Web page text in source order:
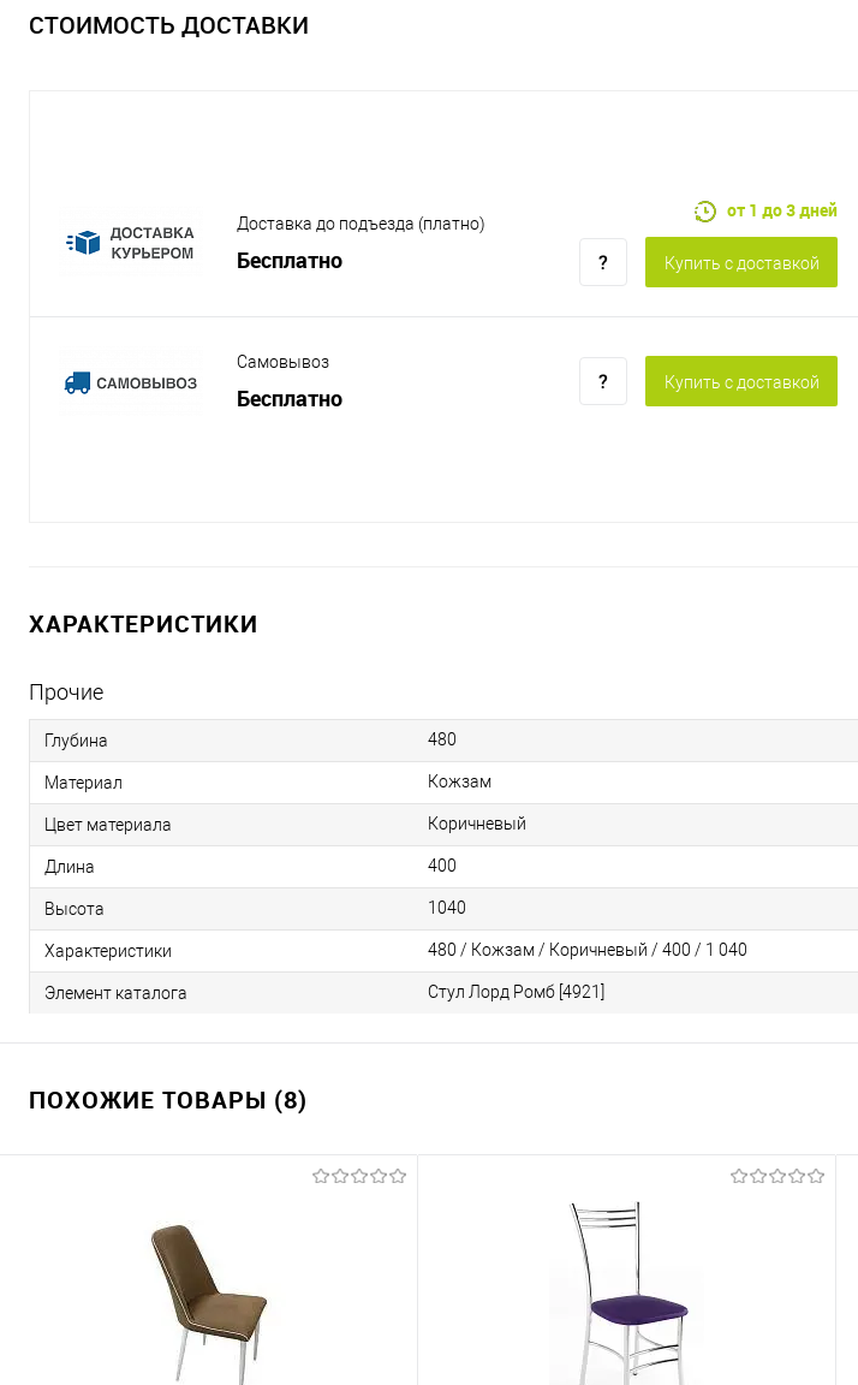
СТОИМОСТЬ ДОСТАВКИ
Доставка до подъезда (платно)
Бесплатно
от 1 до 3 дней
Купить c доставкой
Самовывоз
Бесплатно
Купить c доставкой
ХАРАКТЕРИСТИКИ
Прочие
Глубина 480
Материал Кожзам
Цвет материала Коричневый
Длина 400
Высота 1040
Характеристики 480 / Кожзам / Коричневый / 400 / 1 040
Элемент каталога Стул Лорд Ромб [4921]
ПОХОЖИЕ ТОВАРЫ (8)